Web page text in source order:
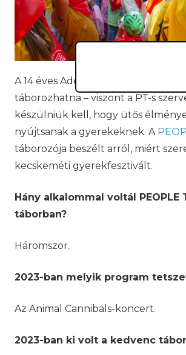
A 14 éves Adél örülne, ha egész
táborozhatna – viszont a PT-s
készülniük kell, hogy ütős
nyújtsanak a gyerekeknek. A
táborozója beszélt arról, miért
kecskeméti gyerekfesztivált.
Hány alkalommal voltál PEOPLE
táborban?
Háromszor.
2023-ban melyik program
Az Animal Cannibals-koncert.
2023-ban ki volt a kedvenc